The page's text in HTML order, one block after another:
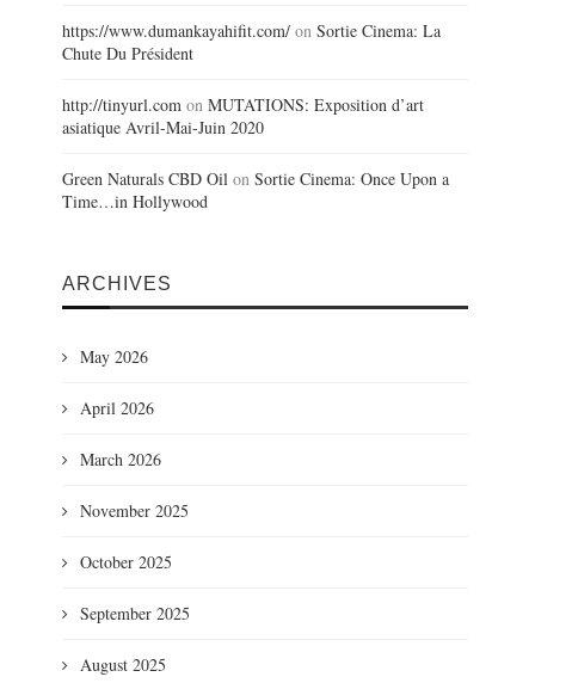
https://www.dumankayahifit.com/ on Sortie Cinema: La
Chute Du Président
http://tinyurl.com on MUTATIONS: Exposition d’art
asiatique Avril-Mai-Juin 2020
Green Naturals CBD Oil on Sortie Cinema: Once Upon a
Time…in Hollywood
ARCHIVES
May 2026
April 2026
March 2026
November 2025
October 2025
September 2025
August 2025